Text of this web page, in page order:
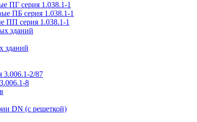
ПГ серия 1.038.1-1
ПБ серия 1.038.1-1
ПП серия 1.038.1-1
зданий
зданий
3.006.1-2/87
8
DN (с решеткой)